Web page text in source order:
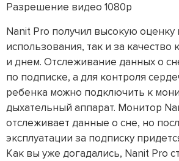
Разрешение видео 1080p
Nanit Pro получил высокую оценку
использования, так и за качество
и днем. Отслеживание данных о
по подписке, а для контроля
ребенка можно подключить к
дыхательный аппарат. Монитор
отслеживает данные о сне, но
эксплуатации за подписку
Как вы уже догадались, Nanit Pro